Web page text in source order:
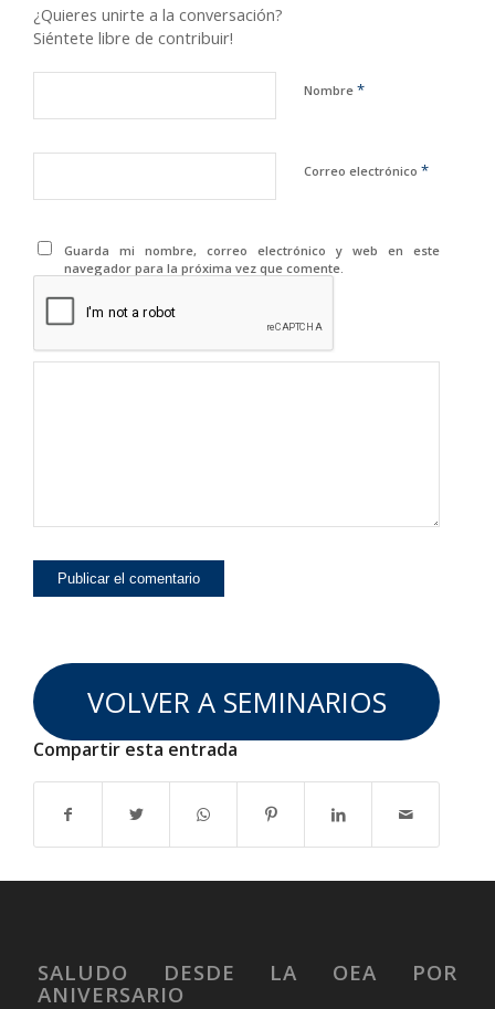
¿Quieres unirte a la conversación?
Siéntete libre de contribuir!
Nombre *
Correo electrónico *
Guarda mi nombre, correo electrónico y web en este
navegador para la próxima vez que comente.
VOLVER A SEMINARIOS
Compartir esta entrada
SALUDO DESDE LA OEA POR
ANIVERSARIO